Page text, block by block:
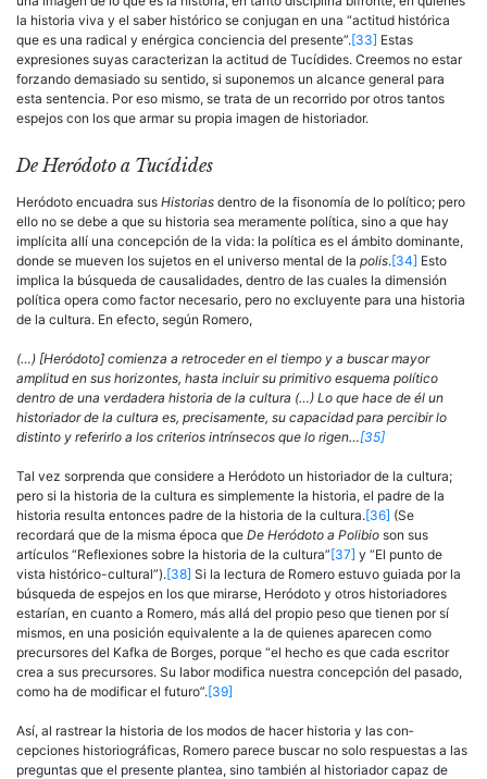
la historia viva y el saber histórico se conjugan en una “actitud histórica
que es una radical y enérgica conciencia del presente”.[33] Estas
expresiones suyas caracterizan la actitud de Tucídi­des. Creemos no estar
forzando demasiado su sentido, si suponemos un alcance general para
esta sentencia. Por eso mismo, se trata de un recorrido por otros tantos
espejos con los que armar su propia ima­gen de historiador.
De Heródoto a Tucídides
Heródoto encuadra sus Historias dentro de la fisonomía de lo político; pero
ello no se debe a que su historia sea meramente política, sino a que hay
implícita allí una concepción de la vida: la política es el ámbi­to dominante,
donde se mueven los sujetos en el universo mental de la polis.[34] Esto
implica la búsqueda de causalidades, dentro de las cuales la dimensión
política opera como factor necesario, pero no excluyente para una historia
de la cultura. En efecto, según Romero,
(…) [Heródoto] comienza a retroceder en el tiempo y a buscar mayor
amplitud en sus horizontes, hasta incluir su primitivo esquema político
dentro de una verdadera historia de la cultura (…) Lo que hace de él un
historiador de la cultura es, precisamente, su capacidad para percibir lo
distinto y referirlo a los criterios intrínsecos que lo rigen… [35]
Tal vez sorprenda que considere a Heródoto un historiador de la cultura;
pero si la historia de la cultura es simplemente la historia, el padre de la
historia resulta entonces padre de la historia de la cultu­ra.[36] (Se
recordará que de la misma época que De Heródoto a Polibio son sus
artículos “Reflexiones sobre la historia de la cultura”[37] y “El punto de
vista histórico-cultural”).[38] Si la lectura de Romero estuvo guiada por la
búsqueda de espejos en los que mirarse, Heródoto y otros historiadores
estarían, en cuanto a Romero, más allá del propio peso que tienen por sí
mismos, en una posición equivalente a la de quienes aparecen como
precursores del Kafka de Borges, porque “el hecho es que cada escritor
crea a sus precursores. Su labor modifica nuestra con­cepción del pasado,
como ha de modificar el futuro”.[39]
Así, al rastrear la historia de los modos de hacer historia y las con­
cepciones historiográficas, Romero parece buscar no solo respuestas a las
preguntas que el presente plantea, sino también al historiador capaz de